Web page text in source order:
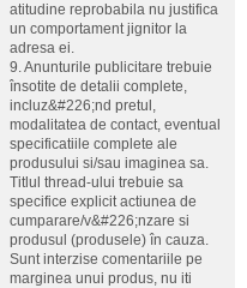
atitudine reprobabila nu justifica
un comportament jignitor la
adresa ei.
9. Anunturile publicitare trebuie
însotite de detalii complete,
incluz&#226;nd pretul,
modalitatea de contact, eventual
specificatiile complete ale
produsului si/sau imaginea sa.
Titlul thread-ului trebuie sa
specifice explicit actiunea de
cumparare/v&#226;nzare si
produsul (produsele) în cauza.
Sunt interzise comentariile pe
marginea unui produs, nu iti